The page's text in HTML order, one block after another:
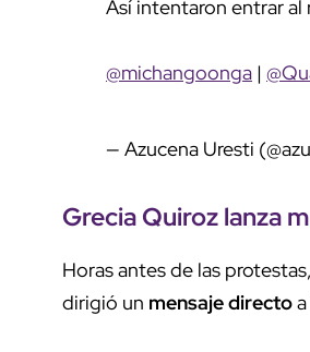
Así intentaron entrar
@michangoonga |
— Azucena Uresti
Grecia Quirozlanza
Horas antes de las protestas,
dirigió un mensaje directo